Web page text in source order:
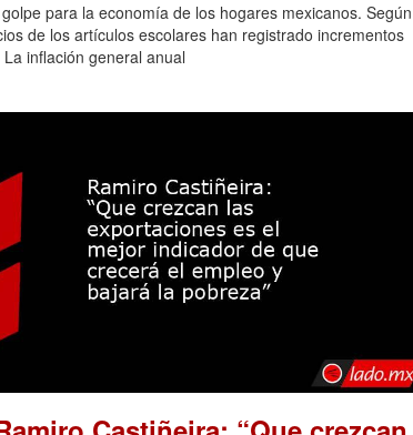
para la economía de los hogares mexicanos. Según
de los artículos escolares han registrado incrementos
inflación general anual